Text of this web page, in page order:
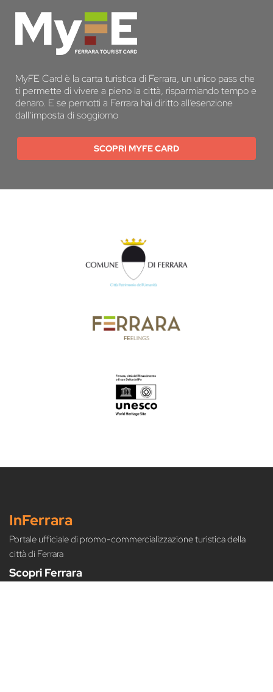
MyFE Card è la carta turistica di Ferrara, un unico pass che
ti permette di vivere a pieno la città, risparmiando tempo e
denaro. E se pernotti a Ferrara hai diritto all’esenzione
dall’imposta di soggiorno
SCOPRI MYFE CARD
InFerrara
Portale ufficiale di promo-commercializzazione turistica della
città di Ferrara
Scopri Ferrara